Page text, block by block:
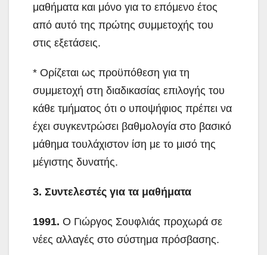
μαθήματα και μόνο για το επόμενο έτος
από αυτό της πρώτης συμμετοχής του
στις εξετάσεις.
* Ορίζεται ως προϋπόθεση για τη
συμμετοχή στη διαδικασίας επιλογής του
κάθε τμήματος ότι ο υποψήφιος πρέπει να
έχει συγκεντρώσει βαθμολογία στο βασικό
μάθημα τουλάχιστον ίση με το μισό της
μέγιστης δυνατής.
3. Συντελεστές για τα μαθήματα
1991. Ο Γιώργος Σουφλιάς προχωρά σε
νέες αλλαγές στο σύστημα πρόσβασης.